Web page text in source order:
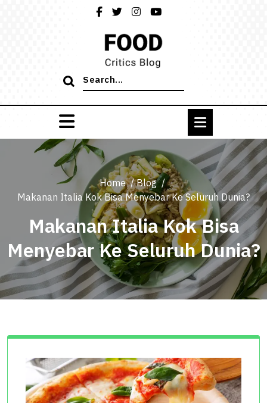
Search
for:
Home/Blog/
Makanan Italia Kok Bisa Menyebar Ke Seluruh Dunia?
Makanan Italia Kok Bisa
Menyebar Ke Seluruh Dunia?